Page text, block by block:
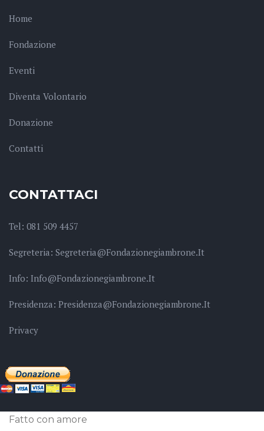
Home
Fondazione
Eventi
Diventa Volontario
Donazione
Contatti
CONTATTACI
Tel: 081 509 4457
Segreteria: Segreteria@fondazionegiambrone.it
Info: Info@fondazionegiambrone.it
Presidenza: Presidenza@fondazionegiambrone.it
Privacy
Fatto con amore